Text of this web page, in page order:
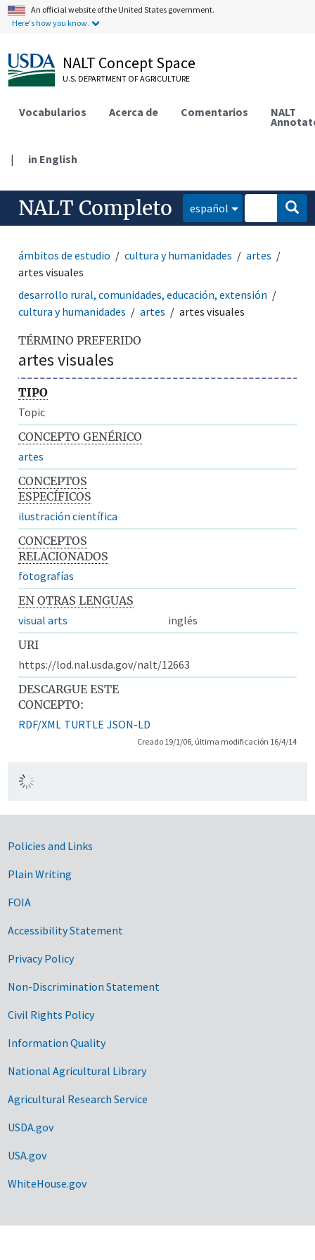
An official website of the United States government.
Here's how you know.
NALT Concept Space
U.S. DEPARTMENT OF AGRICULTURE
Vocabularios Acerca de Comentarios NALT
| in English
NALT Completo español
ámbitos de estudio cultura y humanidades
artes
artes visuales
desarrollo rural, comunidades, educación, extensión
cultura y humanidades
artes artes visuales
TÉRMINO PREFERIDO
artes visuales
TIPO
Topic
CONCEPTO GENÉRICO
artes
CONCEPTOS
ESPECÍFICOS
ilustración científica
CONCEPTOS
RELACIONADOS
fotografías
EN OTRAS LENGUAS
visual arts
inglés
URI
https://lod.nal.usda.gov/nalt/12663
DESCARGUE ESTE
CONCEPTO:
RDF/XML TURTLE JSON-LD
Creado 19/1/06, última modificación 16/4/14
Government Links
Policies and Links
Plain Writing
FOIA
Accessibility Statement
Privacy Policy
Non-Discrimination Statement
Civil Rights Policy
Information Quality
National Agricultural Library
Agricultural Research Service
USDA.gov
USA.gov
WhiteHouse.gov